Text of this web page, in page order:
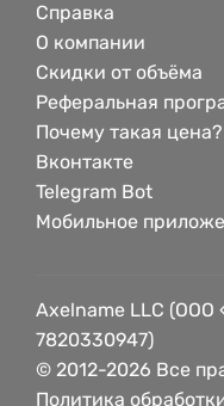
Справка
О компании
Скидки от объёма
Реферальная
Почему такая цена?
Вконтакте
Telegram Bot
Мобильное
Axelname LLC
7820330947)
© 2012-2026 Все
Политика